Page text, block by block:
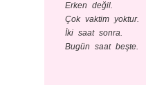
Erken değil.
Çok vaktim yoktur.
İki saat sonra.
Bugün saat beşte.